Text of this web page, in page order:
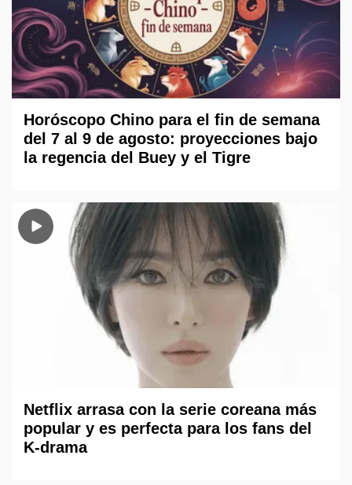
Horóscopo Chino para el fin de semana
del 7 al 9 de agosto: proyecciones bajo
la regencia del Buey y el Tigre
Netflix arrasa con la serie coreana más
popular y es perfecta para los fans del
K-drama